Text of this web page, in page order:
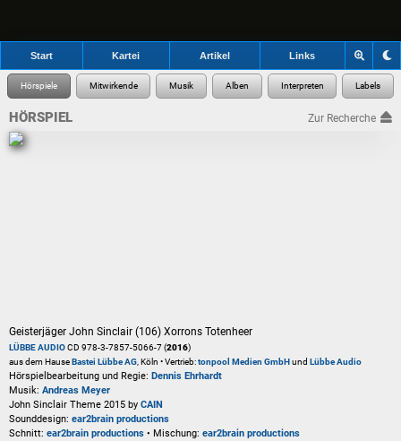
Start Kartei Artikel Links
HÖRSPIEL Zur Recherche
Geisterjäger John Sinclair (106) Xorrons Totenheer
LÜBBE AUDIOCD 978-3-7857-5066-7 (2016)
aus dem HauseBastei Lübbe AG, Köln • Vertrieb:tonpool Medien GmbHund Lübbe Audio
Hörspielbearbeitung und Regie: Dennis Ehrhardt
Musik: Andreas Meyer
John Sinclair Theme 2015 by CAIN
Sounddesign: ear2brain productions
Schnitt: ear2brain productions • Mischung: ear2brain productions